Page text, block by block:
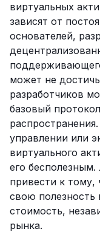
виртуальных
зависят от
основателей,
может не
разработчиков
базовый
управлении или
виртуального
его
привести к тому,
свою
стоимость,
рынка.